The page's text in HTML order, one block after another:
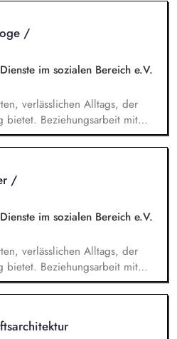
Kunden. Sie prüfen die
Projekten, erstellen
individuelle Lösungen für
gehören außerdem die
Materialplanung sowie die
Komponenten wie Module,
/
im sozialen Bereich e.V.
verlässlichen Alltags, der
bietet. Beziehungsarbeit mit
Berücksichtigung ihrer
Systemisches Denken:
einordnen, Muster
Selbstwert
in lebenspraktischen
Verantwortung).
Schulen,
/
im sozialen Bereich e.V.
verlässlichen Alltags, der
bietet. Beziehungsarbeit mit
Berücksichtigung ihrer
Systemisches Denken:
einordnen, Muster
Selbstwert